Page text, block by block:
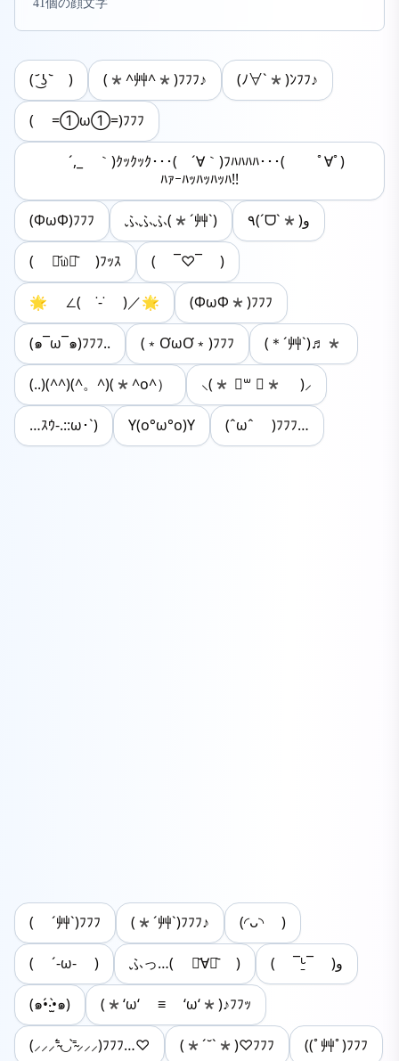
41個の顔文字
( ᷄ ͜ʖ ᷅ ) (*^艸^*)ﾌﾌﾌ♪ (ﾉ∀`*)ﾝﾌﾌ♪
( =①ω①=)ﾌﾌﾌ
´,_ゝ｀)ｸｯｸｯｸ･･･( ´∀｀)ﾌﾊﾊﾊﾊ･･･( ﾟ∀ﾟ)
ﾊｧｰﾊｯﾊｯﾊｯﾊ!!
(ΦωΦ)ﾌﾌﾌ ふふふ(*´艸`) ٩(ˊᗜˋ*)و
( ⌯᷄௰⌯᷅ )ﾌｯｽ ( ¯♡¯ )
🌟 ∠( ˙-˙ )／🌟 (ΦωΦ*)ﾌﾌﾌ
(๑¯ω¯๑)ﾌﾌﾌ.. (﹡ƠωƠ﹡)ﾌﾌﾌ (＊ˊ艸ˋ)♬*
(..)(^^)(^。^)(*^o^） ⸜(* ॑꒳ ॑* )⸝
…ｽｳ-.::ω･`) Y(o°ω°o)Y (ˆωˆ )ﾌﾌﾌ…
( ´艸`)ﾌﾌﾌ (*´艸`)ﾌﾌﾌ♪ (◜ᴗ◝ )
( ´-ω- ) ふっ…( ･᷄∀･᷅ ) ( ¯ᒡ̱¯ )و
(๑•́‧̫•̀๑) (*‘ω‘ ≡ ‘ω‘*)♪ﾌﾌｯ
(⸝⸝⸝⁼̴́◡⁼̴̀⸝⸝⸝)ﾌﾌﾌ…♡ (*´˘`*)♡ﾌﾌﾌ ((ﾟ艸ﾟ)ﾌﾌﾌ